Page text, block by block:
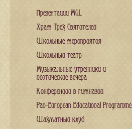
Презентации MGL
Храм Трех Святителей
Школьные мероприятия
Школьный театр
Музыкальные утренники и
поэтические вечера
Конференции в гимназии
Pan-European Educational Programme
Шахматный клуб